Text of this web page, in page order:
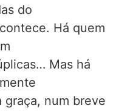
do
Há quem
Mas há
num breve